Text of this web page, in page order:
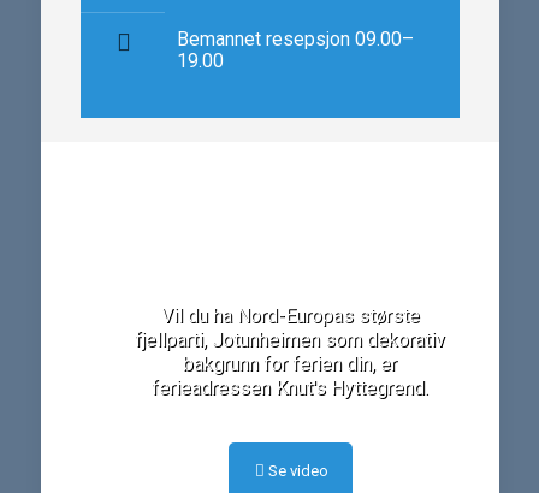
Bemannet resepsjon 09.00–
19.00
Vil du ha Nord-Europas største
fjellparti, Jotunheimen som dekorativ
bakgrunn for ferien din, er
ferieadressen Knut's Hyttegrend.
Se video